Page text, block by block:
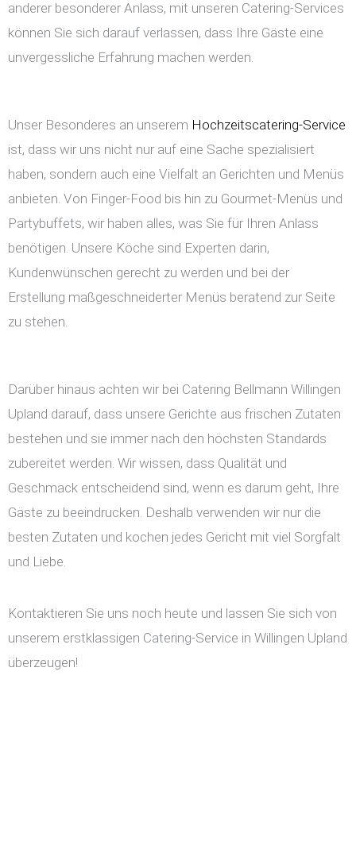
anderer besonderer Anlass, mit unseren Catering-Services
können Sie sich darauf verlassen, dass Ihre Gäste eine
unvergessliche Erfahrung machen werden.
Unser Besonderes an unserem Hochzeitscatering-Service
ist, dass wir uns nicht nur auf eine Sache spezialisiert
haben, sondern auch eine Vielfalt an Gerichten und Menüs
anbieten. Von Finger-Food bis hin zu Gourmet-Menüs und
Partybuffets, wir haben alles, was Sie für Ihren Anlass
benötigen. Unsere Köche sind Experten darin,
Kundenwünschen gerecht zu werden und bei der
Erstellung maßgeschneiderter Menüs beratend zur Seite
zu stehen.
Darüber hinaus achten wir bei Catering Bellmann Willingen
Upland darauf, dass unsere Gerichte aus frischen Zutaten
bestehen und sie immer nach den höchsten Standards
zubereitet werden. Wir wissen, dass Qualität und
Geschmack entscheidend sind, wenn es darum geht, Ihre
Gäste zu beeindrucken. Deshalb verwenden wir nur die
besten Zutaten und kochen jedes Gericht mit viel Sorgfalt
und Liebe.
Kontaktieren Sie uns noch heute und lassen Sie sich von
unserem erstklassigen Catering-Service in Willingen Upland
überzeugen!